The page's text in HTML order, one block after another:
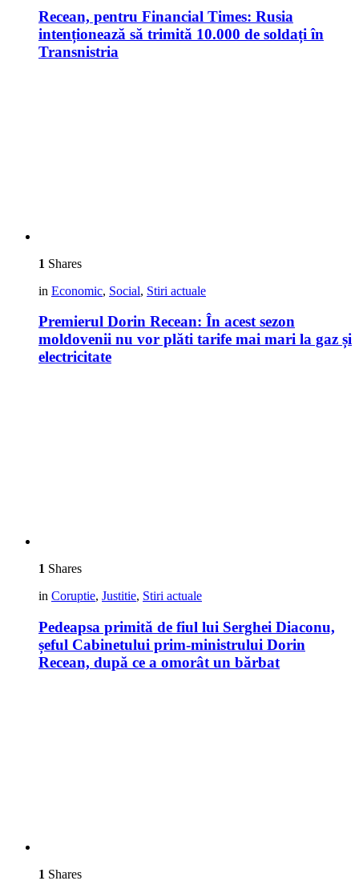
Recean, pentru Financial Times: Rusia
intenționează să trimită 10.000 de soldați în
Transnistria
1 Shares
in Economic, Social, Stiri actuale
Premierul Dorin Recean: În acest sezon
moldovenii nu vor plăti tarife mai mari la gaz și
electricitate
1 Shares
in Coruptie, Justitie, Stiri actuale
Pedeapsa primită de fiul lui Serghei Diaconu,
șeful Cabinetului prim-ministrului Dorin
Recean, după ce a omorât un bărbat
1 Shares